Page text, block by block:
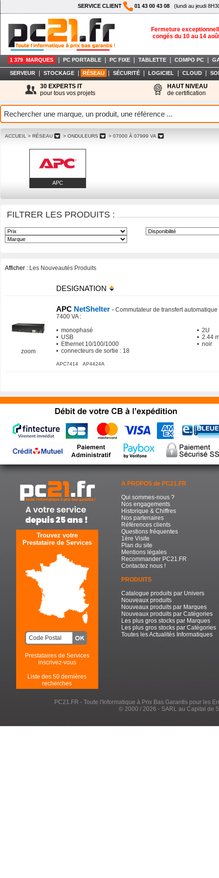
SERVICE CLIENT 01 43 00 43 08 (lundi au jeudi
Fermeture
congés du 10 au 14
1 379 MARQUES PC PORTABLE PC FIXE TABLETTE COMPO PC
SERVEUR STOCKAGE RÉSEAU SÉCURITÉ LOGICIEL CLOUD
30 EXPERTS IT
pour tous vos projets
HAUT NIVEAU
de certification
ACCUEIL > RÉSEAU > ONDULEURS > 07000 À 07999 VA
APC
FILTRER LES PRODUITS :
Afficher : Les Nouveautés Produits
DESIGNATION
zoom
APC NetShelter - Commutateur de transfert
7400 VA:
• monophasé
• USB
• Ethernet 10/100/1000
• connecteurs de sortie : 18
• 2U
• 2.44
• noir
APC7414 AP4424A
Trouvez votre
Prestataire de Services
Prestataires de Services
inscrivez-vous
Liste des 50 dernières
recherches
A PROPOS de PC21.FR
Qui sommes-nous ?
Nos engagements
Historique & Chiffres
Nos partenaires
Références clients
Questions fréquentes
1ère Visite
Plan du site
Mentions légales
Recommander PC21.FR
Contactez nous !
PRODUITS
Catalogue produits par Univers
Nouveaux produits
Nouveaux produits par Marques
Nouveaux produits par Catégories
Les plus gros stocks par Marques
Les plus gros stocks par Catégories
Toutes les Actualités Informatiques
PC21.FR - Toute l'Informatique à Prix Bas Garantis pour les
© 2000 / 2026 - SARL au Capital de